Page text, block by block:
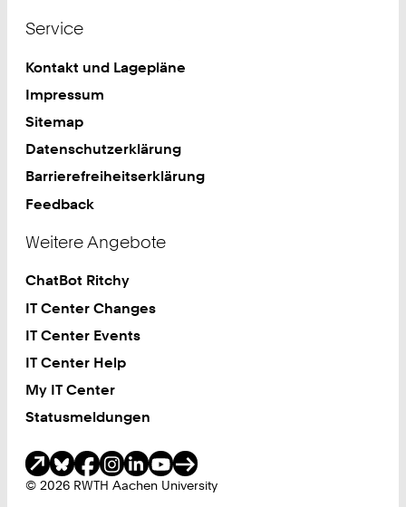
Service
Kontakt und Lagepläne
Impressum
Sitemap
Datenschutzerklärung
Barrierefreiheitserklärung
Feedback
Weitere Angebote
ChatBot Ritchy
IT Center Changes
IT Center Events
IT Center Help
My IT Center
Statusmeldungen
© 2026 RWTH Aachen University
Soziale Medien